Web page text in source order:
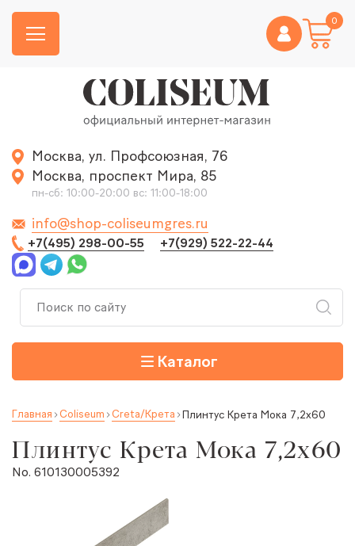
0
Москва, ул. Профсоюзная, 76
Москва, проспект Мира, 85
пн-сб: 10:00-20:00 вс: 11:00-18:00
info@shop-coliseumgres.ru
+7(495) 298-00-55 +7(929) 522-22-44
Каталог
Главная Coliseum Creta/Крета Плинтус Крета Мока 7,2x60
Плинтус Крета Мока 7,2x60
No. 610130005392